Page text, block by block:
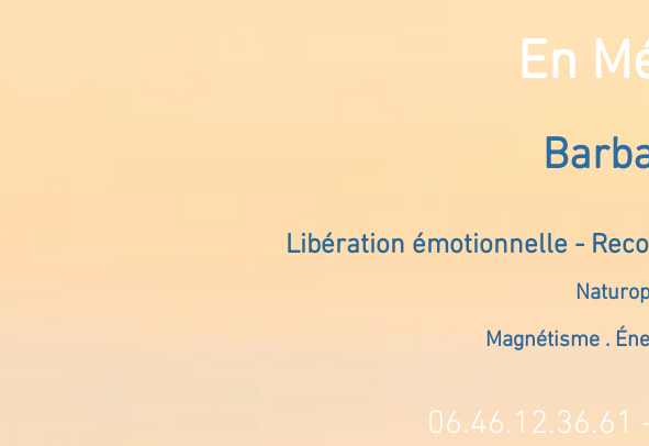
En
Libération émotionnelle -
Magnétisme .
06.46.12.36.61